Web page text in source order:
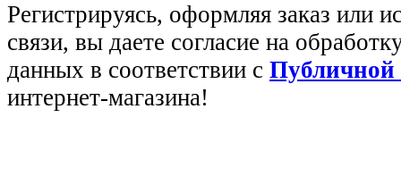
Регистрируясь, оформляя заказ или
связи, вы даете согласие на
данных в соответствии с Публичной
интернет-магазина!